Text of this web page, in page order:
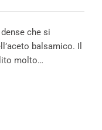
che si
balsamico. Il
molto…